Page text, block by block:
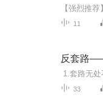
11
反套路
33